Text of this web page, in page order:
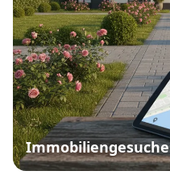
Immobiliengesuche